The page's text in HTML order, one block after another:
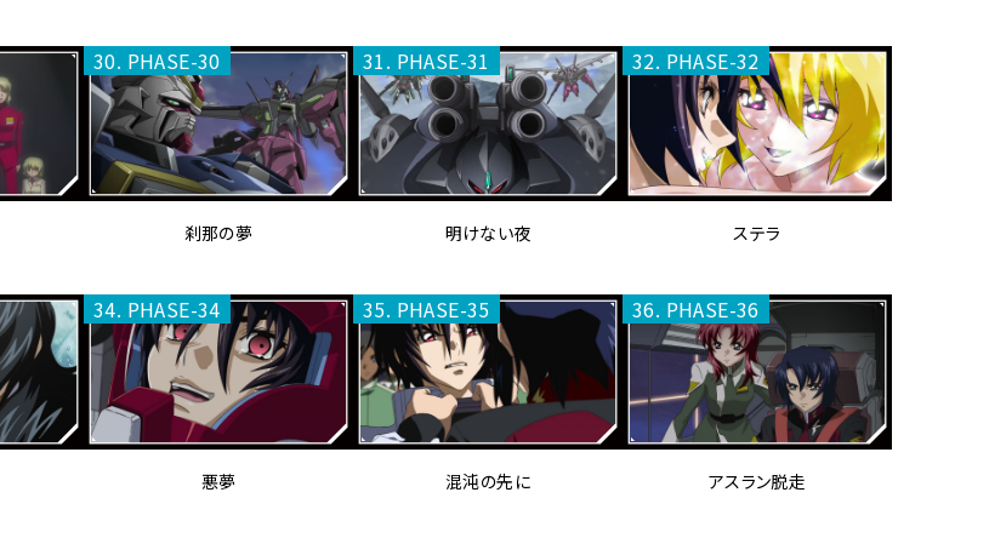
30. PHASE-30
刹那の夢
31. PHASE-31
明けない夜
32. PHASE-32
ステラ
34. PHASE-34
悪夢
35. PHASE-35
混沌の先に
36. PHASE-36
アスラン脱走